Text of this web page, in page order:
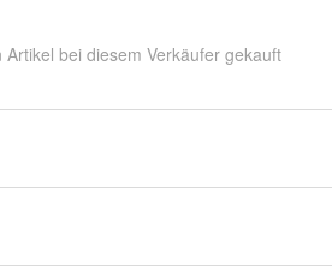
bei diesem Verkäufer gekauft